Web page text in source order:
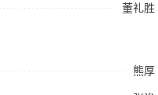
董礼胜
熊厚